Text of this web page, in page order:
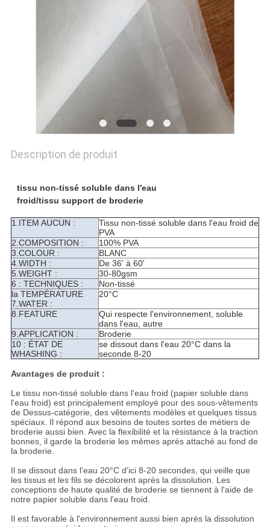
PRIVACY
POLICY
Description de produit
tissu non-tissé soluble dans l'eau
froid/tissu support de broderie
1.ITEM AUCUN :
Tissu non-tissé soluble dans l'eau froid de
PVA
2.COMPOSITION :
100% PVA
3.COLOUR :
BLANC
4.WIDTH :
De 36' à 60'
5.WEIGHT :
30-80gsm
6 : TECHNIQUES :
Non-tissé
la TEMPÉRATURE
7.WATER :
20°C
8.FEATURE
Qui respecte l'environnement, soluble
dans l'eau, autre
9.APPLICATION :
Broderie
10 : ÉTAT DE
WHASHING :
se dissout dans l'eau 20°C dans la
seconde 8-20
Avantages de produit :
Le tissu non-tissé soluble dans l'eau froid (papier soluble dans
l'eau froid) est principalement employé pour des sous-vêtements
de Dessus-catégorie, des vêtements modèles et quelques tissus
spéciaux. Il répond aux besoins de toutes sortes de métiers de
broderie aussi bien. Avec la flexibilité et la résistance à la traction
bonnes, il garde la broderie les mêmes après attaché au fond de
la broderie.
Il se dissout dans l'eau 20°C d'ici 8-20 secondes, qui veille que
les tissus et les fils se décolorent après la dissolution. Les
conceptions de haute qualité de broderie se tiennent à l'aide de
notre papier soluble dans l'eau froid.
Il est favorable à l'environnement aussi bien après la dissolution